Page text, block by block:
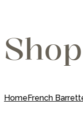
Shop
HomeFrench